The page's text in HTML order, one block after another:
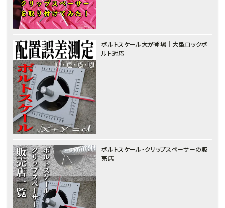
ボルトスケール大が登場｜大型ロックボ
ルト対応
ボルトスケール・クリップスペーサーの販
売店